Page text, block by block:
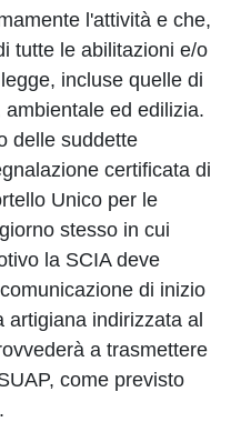
l'attività e che,
tutte le abilitazioni e/o
incluse quelle di
ed edilizia.
delle suddette
certificata di
Unico per le
stesso in cui
la SCIA deve
di inizio
indirizzata al
a trasmettere
come previsto